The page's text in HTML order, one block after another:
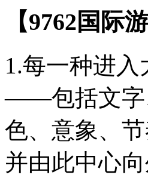
【9762国际
1.每一种进
——包括文字
色、意象、
并由此中心